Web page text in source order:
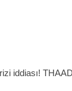
iddiası!